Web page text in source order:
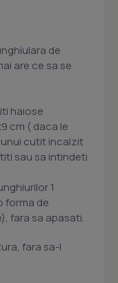
de
are ce sa se
haiose
cm ( daca le
cutit incalzit
sau sa intindeti
1
forma de
fara sa apasati.
fara sa-l